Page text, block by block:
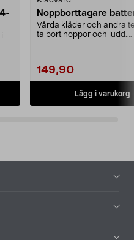
Noppborttagare
Vårda kläder och andra
ta bort noppor och ludd.
149,90
Lägg i varukorg